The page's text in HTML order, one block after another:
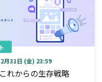
月31日 (金) 23:59
れからの生存戦略